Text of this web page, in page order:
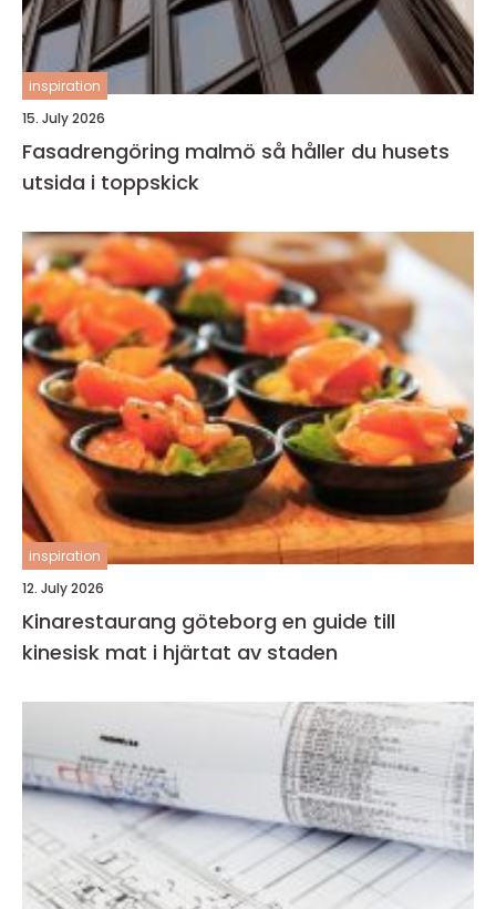
inspiration
15. July 2026
Fasadrengöring malmö så håller du husets
utsida i toppskick
inspiration
12. July 2026
Kinarestaurang göteborg en guide till
kinesisk mat i hjärtat av staden